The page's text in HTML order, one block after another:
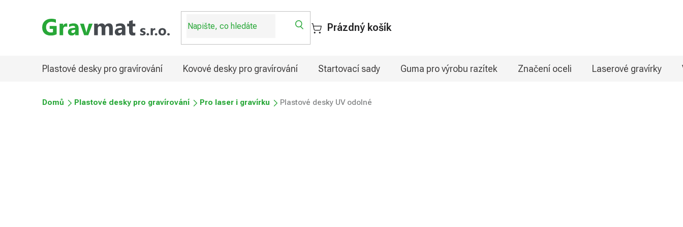
Prázdný košík
Plastové desky pro gravírování Kovové desky pro gravírování Startovací sady Guma pro výrobu razítek Značení oceli Laserové gravírky
Domů Plastové desky pro gravírování Pro laser i gravírku Plastové desky UV odolné